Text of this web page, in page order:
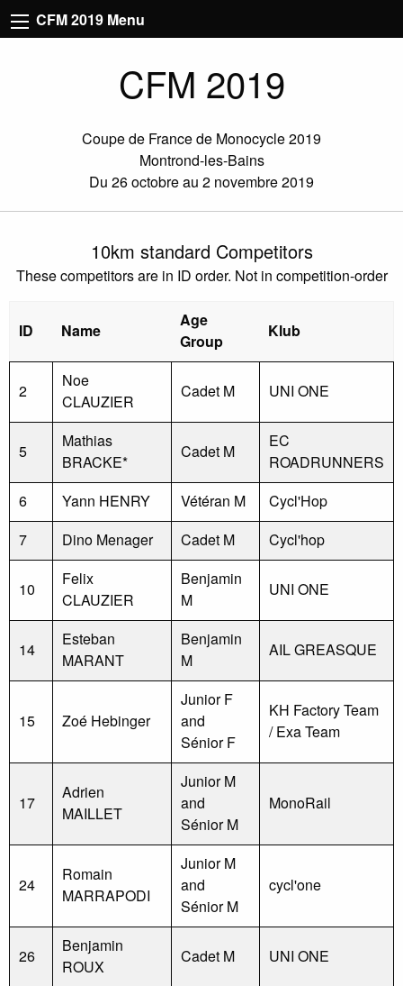
CFM 2019 Menu
CFM 2019
Coupe de France de Monocycle 2019
Montrond-les-Bains
Du 26 octobre au 2 novembre 2019
10km standard Competitors
These competitors are in ID order. Not in competition-order
ID Name
Age
Group
Klub
2
Noe
CLAUZIER
Cadet M UNI ONE
5
Mathias
BRACKE*
Cadet M
EC
ROADRUNNERS
6
Yann HENRY Vétéran M
Cycl'Hop
7
Dino Menager Cadet M Cycl'hop
10
Felix
CLAUZIER
Benjamin
M
UNI ONE
14
Esteban
MARANT
Benjamin
M
AIL GREASQUE
15 Zoé Hebinger
Junior F
and
Sénior F
KH Factory Team
/ Exa Team
17
Adrien
MAILLET
Junior M
and
Sénior M
MonoRail
24
Romain
MARRAPODI
Junior M
and
Sénior M
cycl'one
26
Benjamin
ROUX
Cadet M UNI ONE